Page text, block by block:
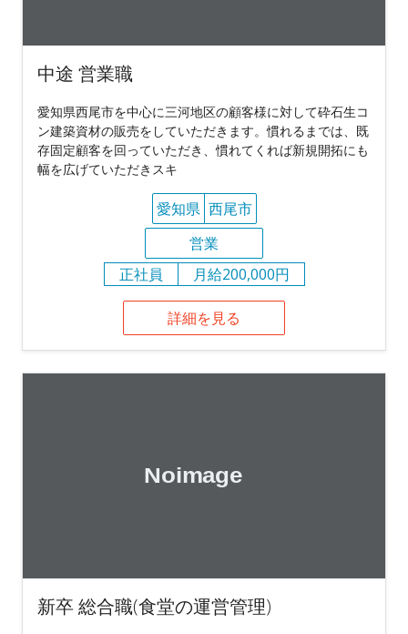
中途 営業職
愛知県西尾市を中心に三河地区の顧客様に対して砕石生コ
ン建築資材の販売をしていただきます。慣れるまでは、既
存固定顧客を回っていただき、慣れてくれば新規開拓にも
幅を広げていただきスキ
愛知県 西尾市
営業
正社員
月給200,000円
詳細を見る
新卒 総合職(食堂の運営管理)